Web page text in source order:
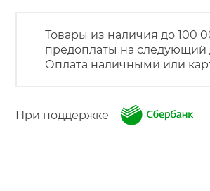
Товары из наличия до 100
предоплаты на следующий
Оплата наличными или
При поддержке